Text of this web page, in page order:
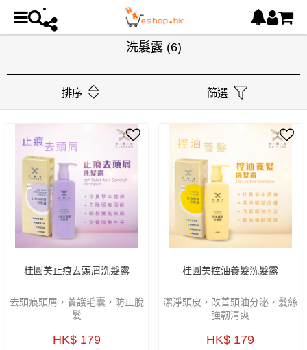
洗髮露 (6)
排序 篩選
桂圓美止痕去頭屑洗髮露
去頭痕頭屑，養護毛囊，防止脫
髮
HK$ 179
桂圓美控油養髮洗髮露
潔淨頭皮，改善頭油分泌，髮絲
強韌清爽
HK$ 179